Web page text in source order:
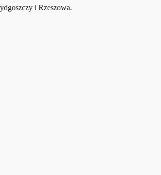
i Rzeszowa.